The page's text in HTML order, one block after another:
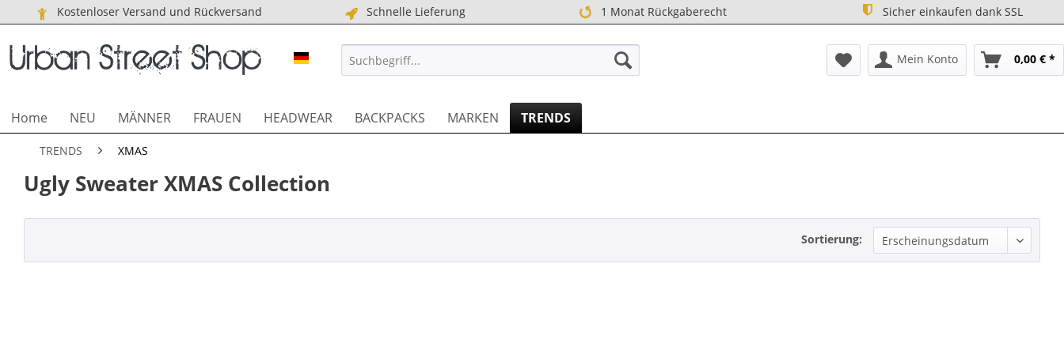
Kostenloser Versand und Rückversand Schnelle Lieferung 1 Monat Rückgaberecht Sicher einkaufen dank SSL
URBAN STREET DE Mein Konto 0,00 € *
Home NEU MÄNNER FRAUEN HEADWEAR BACKPACKS MARKEN TRENDS
TRENDS XMAS
Ugly Sweater XMAS Collection
Sortierung: